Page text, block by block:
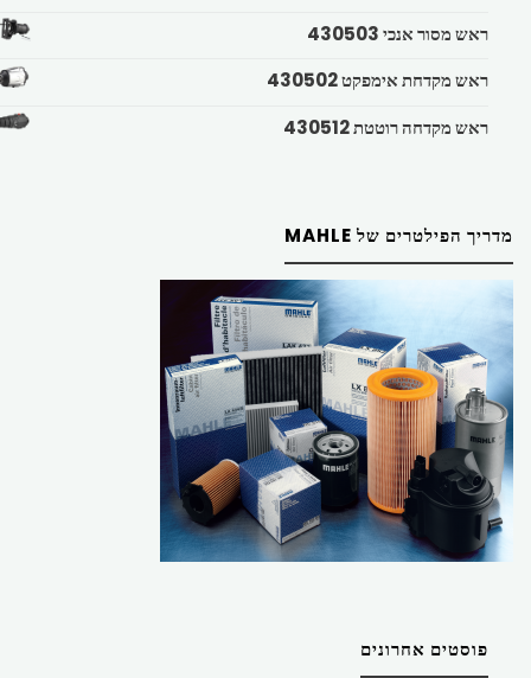
ראש מסור אנכי 430503
ראש מקדחת אימפקט 430502
ראש מקדחה רוטטת 430512
מדריך הפילטרים של MAHLE
פוסטים אחרונים